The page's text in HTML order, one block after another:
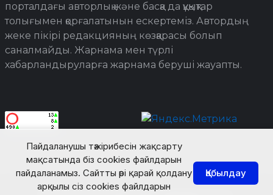
Пайдаланушы тәжірибесін жақсарту
мақсатында біз cookies файлдарын
пайдаланамыз. Сайтты әрі қарай қолдану
арқылы сіз cookies файлдарын
Қабылдау
порталдағы авторлық және басқа да құқықтар
толығымен қорғалатынын ескертеміз. Автордың
жеке пікірі редакцияның көзқарасы болып
саналмайды. Жарнама мен түрлі
хабарландыруларға жарнама беруші жауапты.